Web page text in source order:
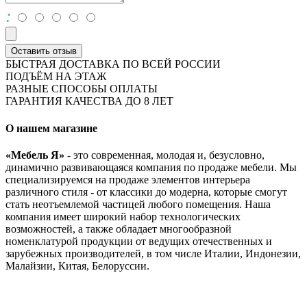
:
Оставить отзыв
БЫСТРАЯ ДОСТАВКА ПО ВСЕЙ РОССИИ
ПОДЪЁМ НА ЭТАЖ
РАЗНЫЕ СПОСОБЫ ОПЛАТЫ
ГАРАНТИЯ КАЧЕСТВА ДО 8 ЛЕТ
О нашем магазине
«Мебель Я» - это современная, молодая и, безусловно,
динамично развивающаяся компания по продаже мебели. Мы
специализируемся на продаже элементов интерьера
различного стиля - от классики до модерна, которые смогут
стать неотъемлемой частицей любого помещения. Наша
компания имеет широкий набор технологических
возможностей, а также обладает многообразной
номенклатурой продукции от ведущих отечественных и
зарубежных производителей, в том числе Италии, Индонезии,
Малайзии, Китая, Белоруссии.